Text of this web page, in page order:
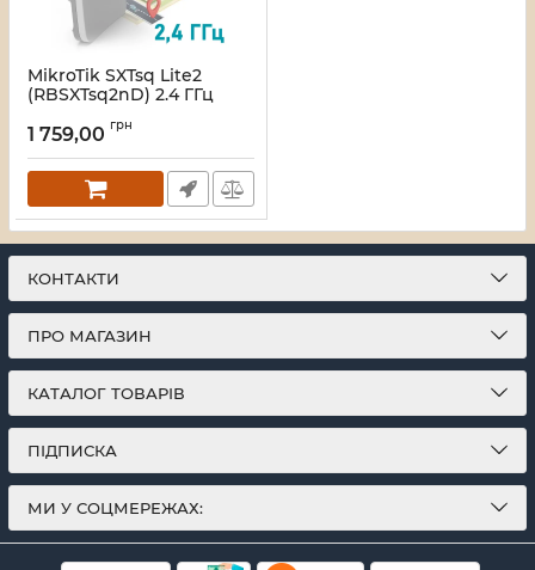
MikroTik SXTsq Lite2
(RBSXTsq2nD) 2.4 ГГц
Артикул:16_103463
1 759,00 грн
КОНТАКТИ
ПРО МАГАЗИН
КАТАЛОГ ТОВАРІВ
ПІДПИСКА
МИ У СОЦМЕРЕЖАХ: